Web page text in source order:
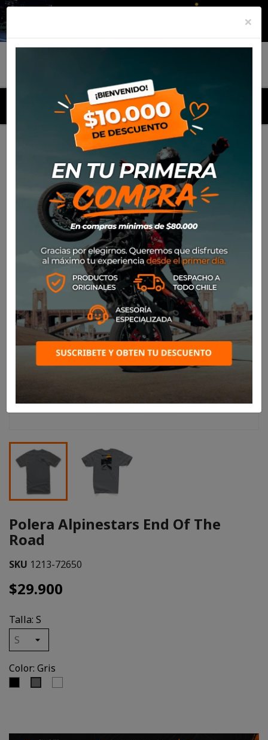
MENU
Productos Polera Alpinestars End Of The Road
Polera Alpinestars End Of The
Road
SKU 1213-72650
$29.900
Talla: S
Color: Gris
Negro
×